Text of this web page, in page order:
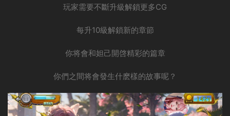
玩家需要不斷升級解鎖更多CG
每升10級解鎖新的章節
你将會和妲己開啓精彩的篇章
你們之間将會發生什麽樣的故事呢？